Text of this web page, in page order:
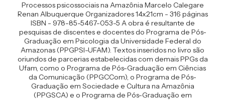
Processos psicossociais na Amazônia Marcelo Calegare
Renan Albuquerque Organizadores 14x21cm - 316 páginas
ISBN - 978-85-5467-053-5 A obra é resultante de
pesquisas de discentes e docentes do Programa de Pós-
Graduação em Psicologia da Universidade Federal do
Amazonas (PPGPSI-UFAM). Textos inseridos no livro são
oriundos de parcerias estabelecidas com demais PPGs da
Ufam, como o Programa de Pós-Graduação em Ciências
da Comunicação (PPGCCom), o Programa de Pós-
Graduação em Sociedade e Cultura na Amazônia
(PPGSCA) e o Programa de Pós-Graduação em